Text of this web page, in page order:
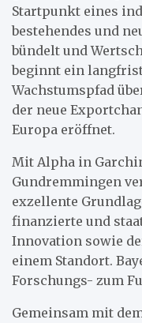
Startpunkt eines
bestehendes und
bündelt und
beginnt ein
Wachstumspfad
der neue
Europa eröffnet.
Mit Alpha in
Gundremmingen
exzellente
finanzierte und
Innovation sowie
einem Standort.
Forschungs- zum
Gemeinsam mit